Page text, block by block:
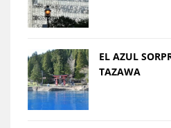
EL AZUL
TAZAWA